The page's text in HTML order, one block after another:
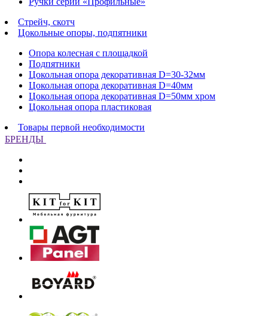
Стрейч, скотч
Цокольные опоры, подпятники
Опора колесная с площадкой
Подпятники
Цокольная опора декоративная D=30-32мм
Цокольная опора декоративная D=40мм
Цокольная опора декоративная D=50мм хром
Цокольная опора пластиковая
Товары первой необходимости
БРЕНДЫ